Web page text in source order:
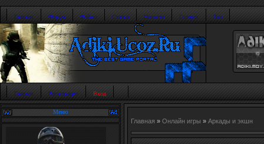
Главная Форум Файлы Статьи Новости Галерея Топ
Главная Регистрация Вход
Меню
Главная » Онлайн игры » Аркады и экшн